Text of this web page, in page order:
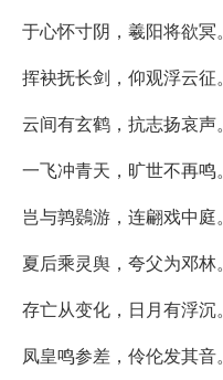
于心怀寸阴，羲阳将欲冥。
挥袂抚长剑，仰观浮云征。
云间有玄鹤，抗志扬哀声。
一飞冲青天，旷世不再鸣。
岂与鹑鷃游，连翩戏中庭。
夏后乘灵舆，夸父为邓林。
存亡从变化，日月有浮沉。
凤皇鸣参差，伶伦发其音。